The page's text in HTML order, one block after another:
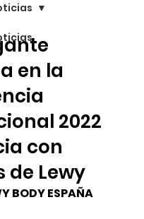
en la
2022
con
de Lewy
BODY ESPAÑA